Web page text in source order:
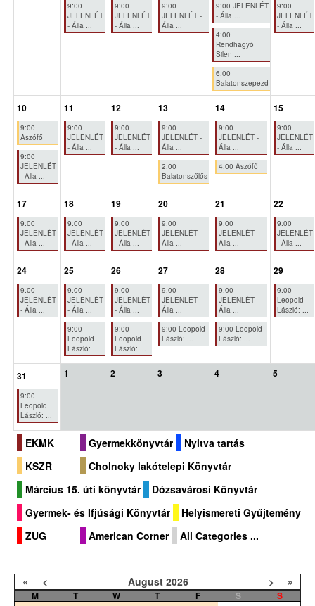
9:00
JELENLÉT
- Álla ...
9:00
JELENLÉT
- Álla ...
9:00
JELENLÉT -
Álla ...
9:00 JELENLÉT
- Álla ...
4:00
Rendhagyó
Silen ...
6:00
Balatonszepezd
9:00
JELENLÉT
- Álla ...
10
9:00
Aszófő
9:00
JELENLÉT
- Álla ...
11
9:00
JELENLÉT
- Álla ...
12
9:00
JELENLÉT
- Álla ...
13
9:00
JELENLÉT -
Álla ...
2:00
Balatonszőlős
14
9:00
JELENLÉT -
Álla ...
4:00 Aszófő
15
9:00
JELENLÉT
- Álla ...
17
9:00
JELENLÉT
- Álla ...
18
9:00
JELENLÉT
- Álla ...
19
9:00
JELENLÉT
- Álla ...
20
9:00
JELENLÉT -
Álla ...
21
9:00
JELENLÉT -
Álla ...
22
9:00
JELENLÉT
- Álla ...
24
9:00
JELENLÉT
- Álla ...
25
9:00
JELENLÉT
- Álla ...
9:00
Leopold
László: ...
26
9:00
JELENLÉT
- Álla ...
9:00
Leopold
László: ...
27
9:00
JELENLÉT -
Álla ...
9:00 Leopold
László: ...
28
9:00
JELENLÉT -
Álla ...
9:00 Leopold
László: ...
29
9:00
Leopold
László: ...
31
9:00
Leopold
László: ...
1 2 3 4 5
EKMK Gyermekkönyvtár
Nyitva tartás
KSZR
Cholnoky lakótelepi Könyvtár
Március 15. úti könyvtár
Dózsavárosi Könyvtár
Gyermek- és Ifjúsági Könyvtár
Helyismereti Gyűjtemény
ZUG
American Corner All Categories ...
« < August 2026 > »
M T W T F S
S